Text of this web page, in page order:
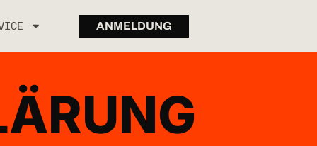
ANMELDUNG